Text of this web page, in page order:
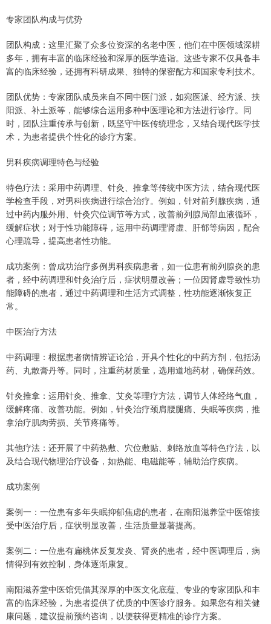
专家团队构成与优势
团队构成：这里汇聚了众多位资深的名老中医，他们在中医领域深耕
多年，拥有丰富的临床经验和深厚的医学造诣。这些专家不仅具备丰
富的临床经验，还拥有科研成果、独特的保密配方和国家专利技术。
团队优势：专家团队成员来自不同中医门派，如宛医派、经方派、扶
阳派、补土派等，能够综合运用多种中医理论和方法进行诊疗。同
时，团队注重传承与创新，既坚守中医传统理念，又结合现代医学技
术，为患者提供个性化的诊疗方案。
男科疾病调理特色与经验
特色疗法：采用中药调理、针灸、推拿等传统中医方法，结合现代医
学检查手段，对男科疾病进行综合治疗。例如，针对前列腺疾病，通
过中药内服外用、针灸穴位调节等方式，改善前列腺局部血液循环，
缓解症状；对于性功能障碍，运用中药调理肾虚、肝郁等病因，配合
心理疏导，提高患者性功能。
成功案例：曾成功治疗多例男科疾病患者，如一位患有前列腺炎的患
者，经中药调理和针灸治疗后，症状明显改善；一位因肾虚导致性功
能障碍的患者，通过中药调理和生活方式调整，性功能逐渐恢复正
常。
中医治疗方法
中药调理：根据患者病情辨证论治，开具个性化的中药方剂，包括汤
药、丸散膏丹等。同时，注重药材质量，选用道地药材，确保药效。
针灸推拿：运用针灸、推拿、艾灸等理疗方法，调节人体经络气血，
缓解疼痛、改善功能。例如，针灸治疗颈肩腰腿痛、失眠等疾病，推
拿治疗肌肉劳损、关节疼痛等。
其他疗法：还开展了中药热敷、穴位敷贴、刺络放血等特色疗法，以
及结合现代物理治疗设备，如热能、电磁能等，辅助治疗疾病。
成功案例
案例一：一位患有多年失眠抑郁焦虑的患者，在南阳滋养堂中医馆接
受中医治疗后，症状明显改善，生活质量显著提高。
案例二：一位患有扁桃体反复发炎、肾炎的患者，经中医调理后，病
情得到有效控制，身体逐渐康复。
南阳滋养堂中医馆凭借其深厚的中医文化底蕴、专业的专家团队和丰
富的临床经验，为患者提供了优质的中医诊疗服务。如果您有相关健
康问题，建议提前预约咨询，以便获得更精准的诊疗方案。